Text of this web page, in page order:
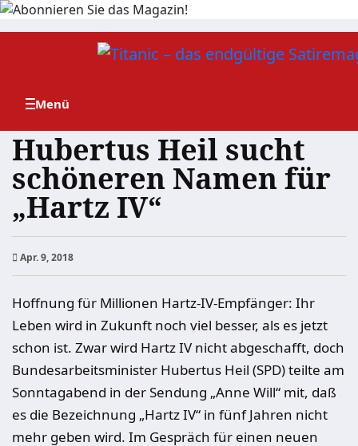
Zum
Hubertus Heil sucht
schöneren Namen für
„Hartz IV“
Apr. 9, 2018
Hoffnung für Millionen Hartz-IV-Empfänger: Ihr
Leben wird in Zukunft noch viel besser, als es jetzt
schon ist. Zwar wird Hartz IV nicht abgeschafft, doch
Bundesarbeitsminister Hubertus Heil (SPD) teilte am
Sonntagabend in der Sendung „Anne Will“ mit, daß
es die Bezeichnung „Hartz IV“ in fünf Jahren nicht
mehr geben wird. Im Gespräch für einen neuen